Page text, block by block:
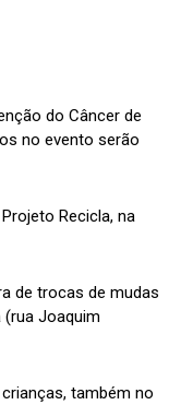
do Câncer de
no evento serão
Recicla, na
de trocas de mudas
(rua Joaquim
também no